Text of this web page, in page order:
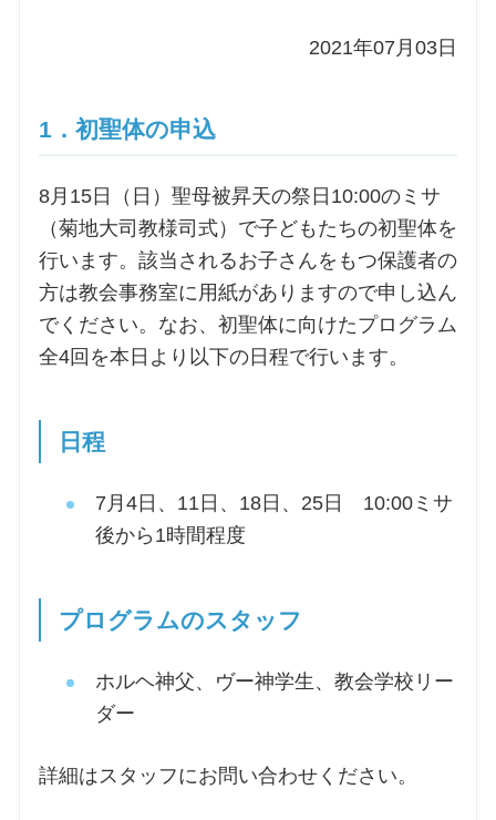
森田神父の講座
シスター中島の講座
教区カテキスタの講座
三田助祭の講座
お問合せ
交通・アクセス
交通・アクセス
2021年07月03日
1．初聖体の申込
8月15日（日）聖母被昇天の祭日10:00のミサ
（菊地大司教様司式）で子どもたちの初聖体を
行います。該当されるお子さんをもつ保護者の
方は教会事務室に用紙がありますので申し込ん
でください。なお、初聖体に向けたプログラム
全4回を本日より以下の日程で行います。
日程
7月4日、11日、18日、25日 10:00ミサ
後から1時間程度
プログラムのスタッフ
ホルヘ神父、ヴー神学生、教会学校リー
ダー
詳細はスタッフにお問い合わせください。